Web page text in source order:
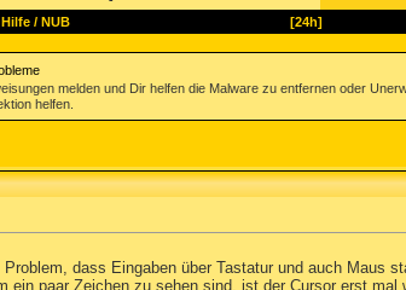
Hilfe/ NUB [24h]
melden und Dir helfen die Malware zu entfernen oder
helfen.
dass Eingaben über Tastatur und auch Maus
ein paar Zeichen zu sehen sind, ist der Cursor erst mal